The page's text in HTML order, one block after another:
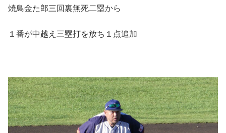
焼鳥金た郎三回裏無死二塁から
１番が中越え三塁打を放ち１点追加